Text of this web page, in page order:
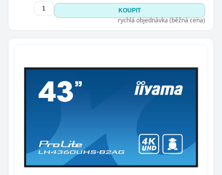
KOUPIT
rychlá objednávka (běžná cena)